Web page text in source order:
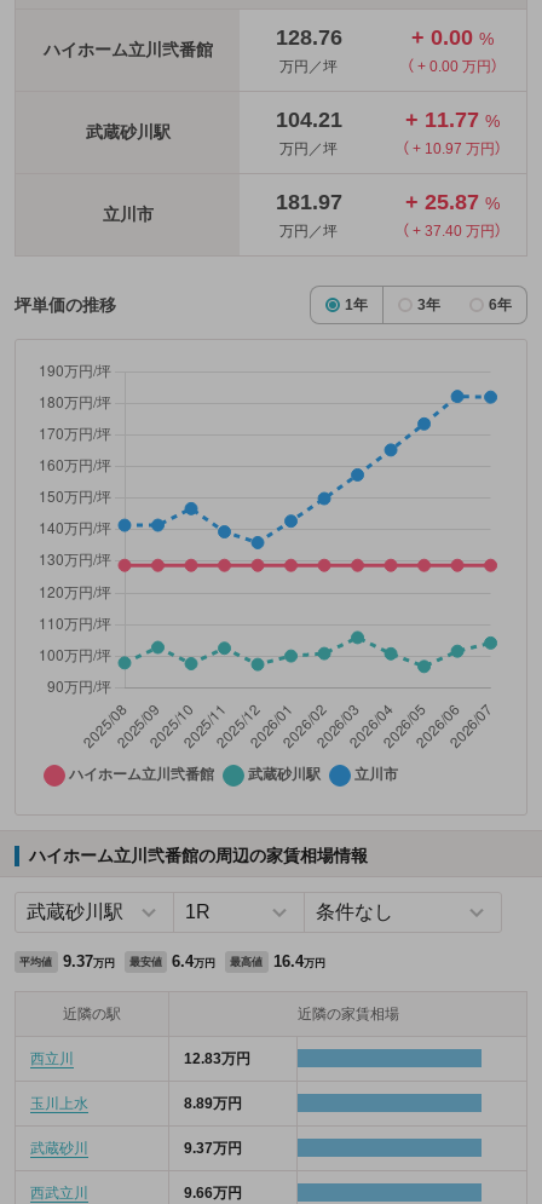
ハイホーム立川弐番館 128.76
万円／坪
+ 0.00 %
（ + 0.00 万円）
武蔵砂川駅 104.21
万円／坪
+ 11.77 %
（ + 10.97 万円）
立川市 181.97
万円／坪
+ 25.87 %
（ + 37.40 万円）
坪単価の推移 1年 3年 6年
ハイホーム立川弐番館の周辺の家賃相場情報
平均値 9.37万円 最安値 6.4万円 最高値 16.4万円
近隣の駅 近隣の家賃相場
西立川 12.83万円
玉川上水 8.89万円
武蔵砂川 9.37万円
西武立川 9.66万円